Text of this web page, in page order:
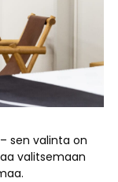
sen valinta on
valitsemaan